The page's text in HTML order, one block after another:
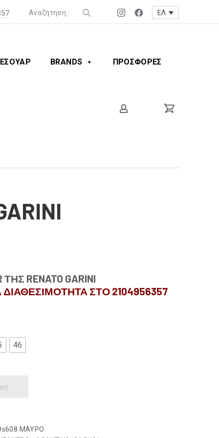
Νέο
Νέο
ΕΛ
BRANDS ΠΡΟΣΦΟΡΕΣ
RENATO GARINI
ΣΤΟ 2104956357
46
ΜΑΥΡΟ